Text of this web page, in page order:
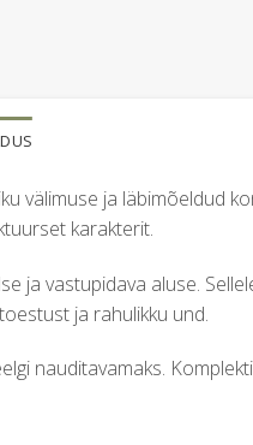
välimuse ja läbimõeldud
karakterit.
ja vastupidava aluse.
ja rahulikku und.
nauditavamaks.